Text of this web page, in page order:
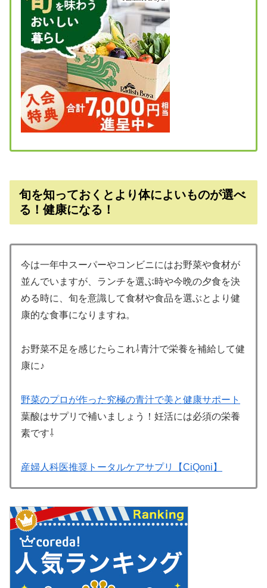
旬を知っておくとより体によいものが選べ
る！健康になる！
今は一年中スーパーやコンビニにはお野菜や食材が
並んでいますが、ランチを選ぶ時や今晩の夕食を決
める時に、旬を意識して食材や食品を選ぶとより健
康的な食事になりますね。
お野菜不足を感じたらこれ⇩青汁で栄養を補給して健
康に♪
野菜のプロが作った究極の青汁で美と健康サポート
葉酸はサプリで補いましょう！妊活には必須の栄養
素です⇩
産婦人科医推奨トータルケアサプリ【CiQoni】